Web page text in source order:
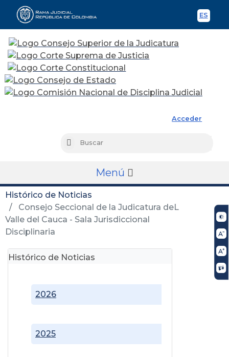
ES
Acceder
Buscar
Menú
Histórico de Noticias
Consejo Seccional de la Judicatura deL
Valle del Cauca - Sala Jurisdiccional
Disciplinaria
Histórico de Noticias
2025
2026